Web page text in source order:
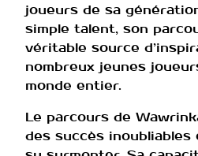
joueurs de sa
simple talent, son
véritable source
nombreux jeunes
monde entier.
Le parcours de
des succès inoubliables